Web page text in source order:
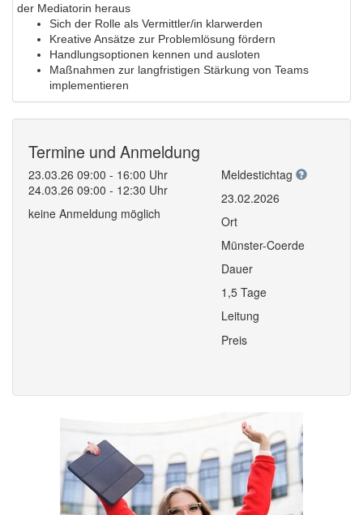
der Mediatorin heraus
Sich der Rolle als Vermittler/in klarwerden
Kreative Ansätze zur Problemlösung fördern
Handlungsoptionen kennen und ausloten
Maßnahmen zur langfristigen Stärkung von Teams
implementieren
Termine und Anmeldung
23.03.26 09:00 - 16:00 Uhr
24.03.26 09:00 - 12:30 Uhr
keine Anmeldung möglich
Meldestichtag
23.02.2026
Ort
Münster-Coerde
Dauer
1,5 Tage
Leitung
Preis